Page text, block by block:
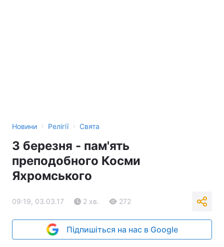
Новини › Релігії › Свята
3 березня - пам'ять
преподобного Косми
Яхромського
09:19, 03.03.17 2 хв. 272
Підпишіться на нас в Google